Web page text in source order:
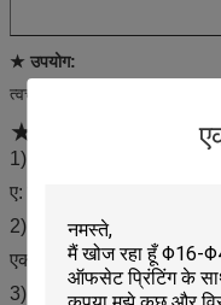
★ उपयोग:
त्वचा की देखभाल, कॉस्मेटिक, भोजन
★ पूछे जाने वाले प्रश्न
1) प्रश्न: क्या आप एक
ए: हम निर्यात लाइसेंस के साथ
2) प्रश्न: क्या आप OEM कर
एक: हाँ, हम OEM उत्पादों
3) प्रश्न: मैं कुछ नमूने कैसे